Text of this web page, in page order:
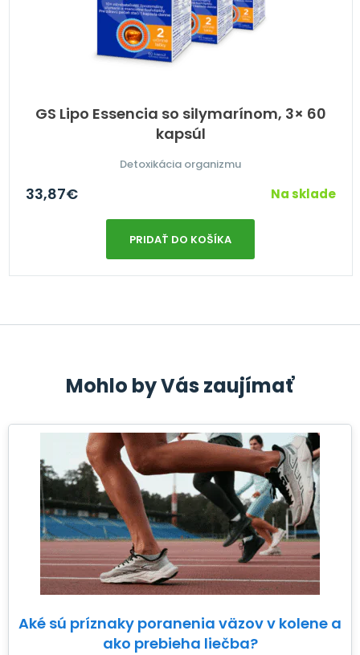
GS Lipo Essencia so silymarínom, 3× 60
kapsúl
Detoxikácia organizmu
33,87€ Na sklade
PRIDAŤ DO KOŠÍKA
Mohlo by Vás zaujímať
Aké sú príznaky poranenia väzov v kolene a
ako prebieha liečba?